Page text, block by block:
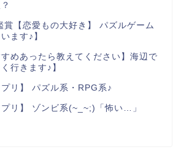
賞【恋愛もの大好き】 パズルゲーム
ます♪】
めあったら教えてください】海辺で
行きます♪】
プリ】 パズル系・RPG系♪
プリ】 ゾンビ系(~_~;)「怖い…」